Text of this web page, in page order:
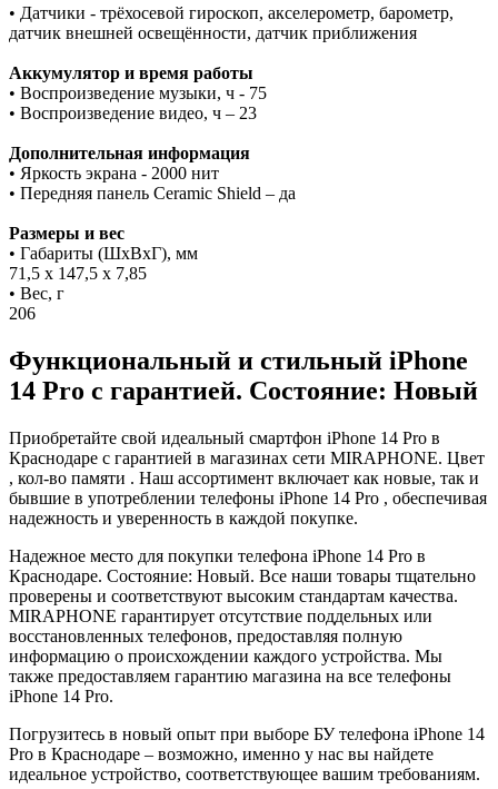
• Датчики - трёхосевой гироскоп, акселерометр, барометр,
датчик внешней освещённости, датчик приближения
Аккумулятор и время работы
• Воспроизведение музыки, ч - 75
• Воспроизведение видео, ч – 23
Дополнительная информация
• Яркость экрана - 2000 нит
• Передняя панель Ceramic Shield – да
Размеры и вес
• Габариты (ШxВxГ), мм
71,5 x 147,5 x 7,85
• Вес, г
206
Функциональный и стильный iPhone
14 Pro с гарантией. Состояние: Новый
Приобретайте свой идеальный смартфон iPhone 14 Pro в
Краснодаре с гарантией в магазинах сети MIRAPHONE. Цвет
, кол-во памяти . Наш ассортимент включает как новые, так и
бывшие в употреблении телефоны iPhone 14 Pro , обеспечивая
надежность и уверенность в каждой покупке.
Надежное место для покупки телефона iPhone 14 Pro в
Краснодаре. Состояние: Новый. Все наши товары тщательно
проверены и соответствуют высоким стандартам качества.
MIRAPHONE гарантирует отсутствие поддельных или
восстановленных телефонов, предоставляя полную
информацию о происхождении каждого устройства. Мы
также предоставляем гарантию магазина на все телефоны
iPhone 14 Pro.
Погрузитесь в новый опыт при выборе БУ телефона iPhone 14
Pro в Краснодаре – возможно, именно у нас вы найдете
идеальное устройство, соответствующее вашим требованиям.